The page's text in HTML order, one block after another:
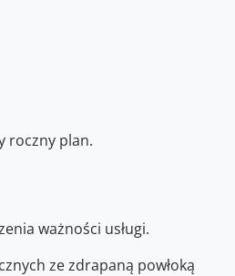
roczny plan.
ważności usługi.
ze zdrapaną powłoką